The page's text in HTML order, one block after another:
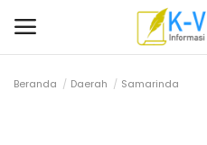
Beranda Daerah Samarinda